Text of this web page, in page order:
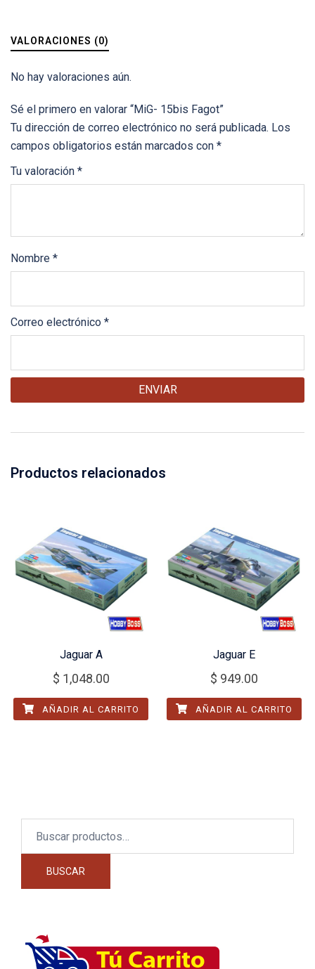
VALORACIONES (0)
No hay valoraciones aún.
Sé el primero en valorar “MiG- 15bis Fagot”
Tu dirección de correo electrónico no será publicada. Los
campos obligatorios están marcados con *
Tu valoración *
Nombre *
Correo electrónico *
Productos relacionados
Jaguar A
$ 1,048.00
AÑADIR AL CARRITO
Jaguar E
$ 949.00
AÑADIR AL CARRITO
BUSCAR